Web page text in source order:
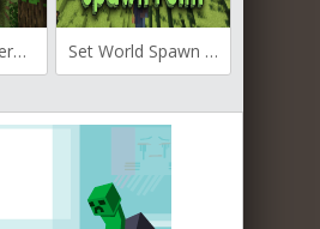
World Pre Generator для Майнкрафт [1.19.4, 1.19.3, 1.19.2] Set World Spawn Point для Майнкрафт [1.19.3, 1.19.2, 1.19.1]